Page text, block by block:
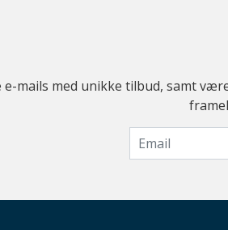
e-mails med unikke tilbud, samt